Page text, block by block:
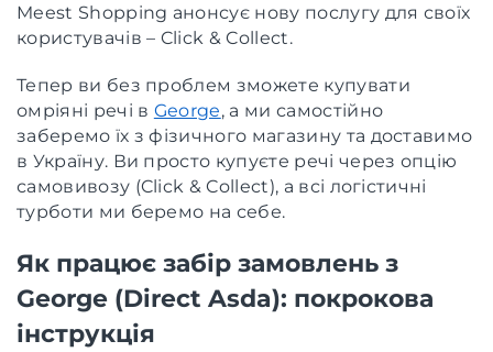
Meest Shopping анонсує нову послугу для своїх
користувачів – Click & Collect.
Тепер ви без проблем зможете купувати
омріяні речі в George, а ми самостійно
заберемо їх з фізичного магазину та доставимо
в Україну. Ви просто купуєте речі через опцію
самовивозу (Click & Collect), а всі логістичні
турботи ми беремо на себе.
Як працює забір замовлень з
George (Direct Asda): покрокова
інструкція